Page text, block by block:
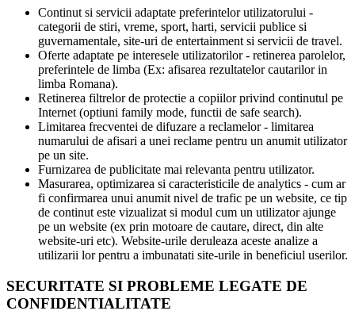
Continut si servicii adaptate preferintelor utilizatorului -
categorii de stiri, vreme, sport, harti, servicii publice si
guvernamentale, site-uri de entertainment si servicii de travel.
Oferte adaptate pe interesele utilizatorilor - retinerea parolelor,
preferintele de limba (Ex: afisarea rezultatelor cautarilor in
limba Romana).
Retinerea filtrelor de protectie a copiilor privind continutul pe
Internet (optiuni family mode, functii de safe search).
Limitarea frecventei de difuzare a reclamelor - limitarea
numarului de afisari a unei reclame pentru un anumit utilizator
pe un site.
Furnizarea de publicitate mai relevanta pentru utilizator.
Masurarea, optimizarea si caracteristicile de analytics - cum ar
fi confirmarea unui anumit nivel de trafic pe un website, ce tip
de continut este vizualizat si modul cum un utilizator ajunge
pe un website (ex prin motoare de cautare, direct, din alte
website-uri etc). Website-urile deruleaza aceste analize a
utilizarii lor pentru a imbunatati site-urile in beneficiul userilor.
SECURITATE SI PROBLEME LEGATE DE
CONFIDENTIALITATE